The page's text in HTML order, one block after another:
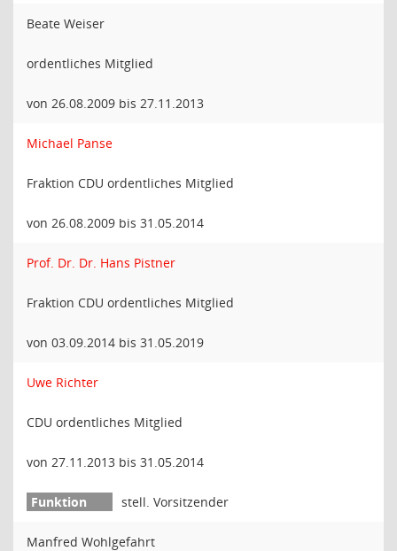
Beate Weiser
ordentliches Mitglied
von 26.08.2009 bis 27.11.2013
Michael Panse
Fraktion CDU ordentliches Mitglied
von 26.08.2009 bis 31.05.2014
Prof. Dr. Dr. Hans Pistner
Fraktion CDU ordentliches Mitglied
von 03.09.2014 bis 31.05.2019
Uwe Richter
CDU ordentliches Mitglied
von 27.11.2013 bis 31.05.2014
stell. Vorsitzender
Manfred Wohlgefahrt